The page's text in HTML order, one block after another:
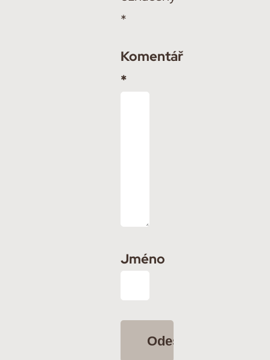
*
Komentář
*
Jméno